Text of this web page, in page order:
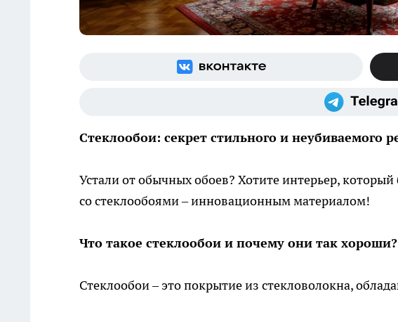
Стеклообои: секрет стильного и неубиваемого
Устали от обычных обоев? Хотите интерьер,
со стеклообоями – инновационным материалом!
Что такое стеклообои и почему они так хороши?
Стеклообои – это покрытие из стекловолокна,